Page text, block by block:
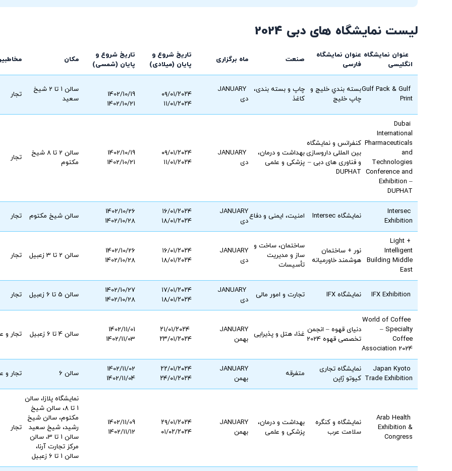
لیست نمایشگاه های دبی 2024
عنوان نمایشگاه
انگليسی
عنوان نمایشگاه
فارسی
صنعت ماه برگزاری
تاریخ شروع و
پایان (میلادی)
تاریخ شروع و
پایان (شمسی)
مکان
Gulf Pack & Gulf
Print
بسته بندي خليج و
چاپ خليج
چاپ و بسته بندی،
كاغذ
دی
۰۹/۰۱/۲۰۲۴
۱۱/۰۱/۲۰۲۴
1402/10/19
1402/10/21
سالن ۱ تا 2 شیخ
سعید
تجار
Dubai
International
Pharmaceuticals
and
Technologies
Conference and
Exhibition –
DUPHAT
کنفرانس و نمایشگاه
بین المللی داروسازی
و فناوری های دبی –
DUPHAT
بهداشت و درمان،
پزشکی و علمی
JANUARY
دی
۰۹/۰۱/۲۰۲۴
۱۱/۰۱/۲۰۲۴
1402/10/19
1402/10/21
سالن 2 تا 8 شیخ
مکتوم
تجار
Intersec
Exhibition
نمایشگاه Intersec امنیت، ایمنی و دفاعJANUARY
دی
۱۶/۰۱/۲۰۲۴
۱۸/۰۱/۲۰۲۴
1402/10/26
1402/10/28
سالن شيخ مكتوم تجار
Light +
Intelligent
Building Middle
East
نور + ساختمان
هوشمند خاورمیانه
ساختمان، ساخت و
ساز و مدیریت
تأسیسات
JANUARY
دی
۱۶/۰۱/۲۰۲۴
۱۸/۰۱/۲۰۲۴
1402/10/26
1402/10/28
سالن 2 تا 3 زعبيل تجار
نمایشگاه IFX تجارت و امور مالی
دی
۱۷/۰۱/۲۰۲۴
۱۸/۰۱/۲۰۲۴
1402/10/27
1402/10/28
سالن 5 تا 6 زعبيل تجار
World of Coffee
– Specialty
Coffee
Association 2024
دنيای قهوه – انجمن
تخصصی قهوه 2024
غذا، هتل و پذیرایی
JANUARY
بهمن
۲۳/۰۱/۲۰۲۴
1402/11/01
1402/11/03
سالن 4 تا 6 زعبيل تجار و
Japan Kyoto
Trade Exhibition
نمایشگاه تجاری
کیوتو ژاپن
متفرقه
JANUARY
بهمن
۲۲/۰۱/۲۰۲۴
۲۴/۰۱/۲۰۲۴
1402/11/02
1402/11/04
سالن 6 تجار و
Arab Health
Exhibition &
Congress
نمایشگاه و کنگره
سلامت عرب
بهداشت و درمان،
پزشکی و علمی
JANUARY
بهمن
۲۹/۰۱/۲۰۲۴
۰۱/۰۲/۲۰۲۴
1402/11/09
1402/11/12
نمایشگاه پلازا، سالن
1 تا 8، سالن شیخ
مکتوم، سالن شیخ
رشید، شیخ سعید
سالن 1 تا 3، سالن
مرکز تجارت آرنا،
سالن 1 تا 6 زعبیل
تجار